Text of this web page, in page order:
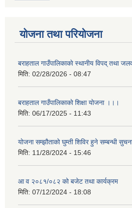
योजना तथा परियोजना
बराहताल गाउँपालिकाकाे स्थानीय विपद् तथा
मिति: 02/28/2026 - 08:47
बराहताल गाउँपालिकाको शिक्षा योजना ।।।
मिति: 06/17/2025 - 11:43
योजना सम्झौताको घुम्ती शिविर हुने सम्बन्धी
मिति: 11/28/2024 - 15:46
आ व २०८१/०८२ को बजेट तथा कार्यक्रम
मिति: 07/12/2024 - 18:08